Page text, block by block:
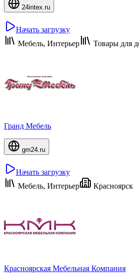
24intex.ru
Начать загрузку
Мебель, Интерьер
Товары для
Гранд Мебель
gm24.ru
Начать загрузку
Мебель, Интерьер
Красноярск
Красноярская Мебельная Компания